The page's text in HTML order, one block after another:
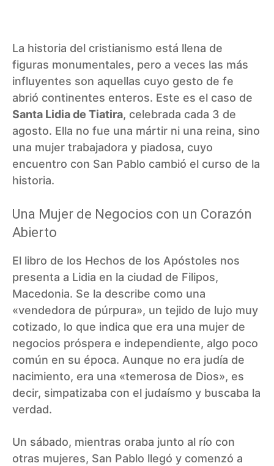
La historia del cristianismo está llena de
figuras monumentales, pero a veces las más
influyentes son aquellas cuyo gesto de fe
abrió continentes enteros. Este es el caso de
Santa Lidia de Tiatira, celebrada cada 3 de
agosto. Ella no fue una mártir ni una reina, sino
una mujer trabajadora y piadosa, cuyo
encuentro con San Pablo cambió el curso de la
historia.
Una Mujer de Negocios con un Corazón
Abierto
El libro de los Hechos de los Apóstoles nos
presenta a Lidia en la ciudad de Filipos,
Macedonia. Se la describe como una
«vendedora de púrpura», un tejido de lujo muy
cotizado, lo que indica que era una mujer de
negocios próspera e independiente, algo poco
común en su época. Aunque no era judía de
nacimiento, era una «temerosa de Dios», es
decir, simpatizaba con el judaísmo y buscaba la
verdad.
Un sábado, mientras oraba junto al río con
otras mujeres, San Pablo llegó y comenzó a